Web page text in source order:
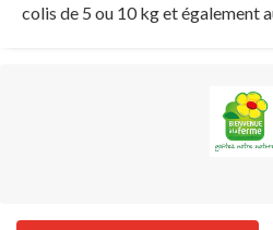
colis de 5 ou 10 kg et également